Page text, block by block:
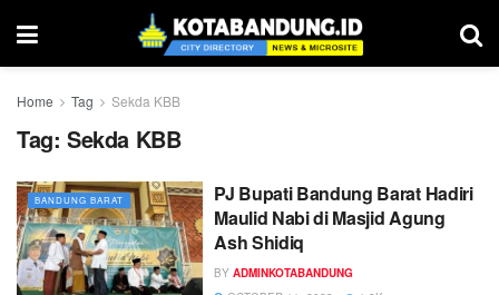
Home Tag Sekda KBB
Tag: Sekda KBB
BANDUNG BARAT
PJ Bupati Bandung Barat Hadiri
Maulid Nabi di Masjid Agung
Ash Shidiq
BY ADMINKOTABANDUNG